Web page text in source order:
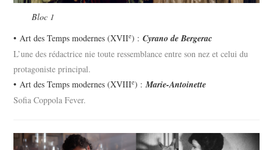
Bloc 1
• Art des Temps modernes (XVIIe) :Cyrano de Bergerac
L’une des rédactrice nie toute ressemblance entre son nez et celui du
protagoniste principal.
• Art des Temps modernes (XVIIIe) : Marie-Antoinette
Sofia Coppola Fever.